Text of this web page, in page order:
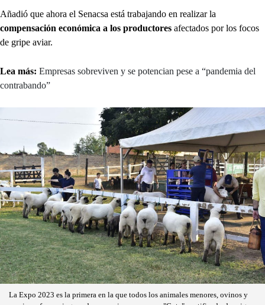
Añadió que ahora el Senacsa está trabajando en realizar la
compensación económica a los productores afectados por los focos
de gripe aviar.
Lea más: Empresas sobreviven y se potencian pese a “pandemia del
contrabando”
La Expo 2023 es la primera en la que todos los animales menores, ovinos y